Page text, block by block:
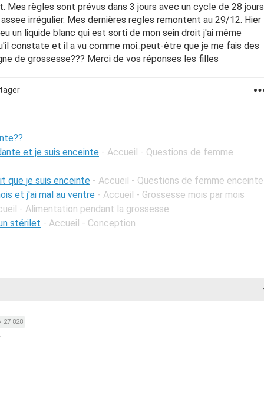
Mes règles sont prévus dans 3 jours avec un cycle de 28 jours
irrégulier. Mes dernières regles remontent au 29/12. Hier
un liquide blanc qui est sorti de mon sein droit j'ai même
constate et il a vu comme moi..peut-être que je me fais des
de grossesse??? Merci de vos réponses les filles
et je suis enceinte - Accueil - Questions de femme
que je suis enceinte - Accueil - Questions de femme enceinte
et j'ai mal au ventre - Accueil - Grossesse mois par mois
- Alimentation pendant la grossesse
stérilet - Accueil - Conception
27 828